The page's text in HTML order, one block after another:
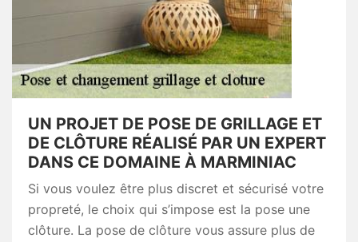
UN PROJET DE POSE DE GRILLAGE ET
DE CLÔTURE RÉALISÉ PAR UN EXPERT
DANS CE DOMAINE À MARMINIAC
Si vous voulez être plus discret et sécurisé votre
propreté, le choix qui s’impose est la pose une
clôture. La pose de clôture vous assure plus de